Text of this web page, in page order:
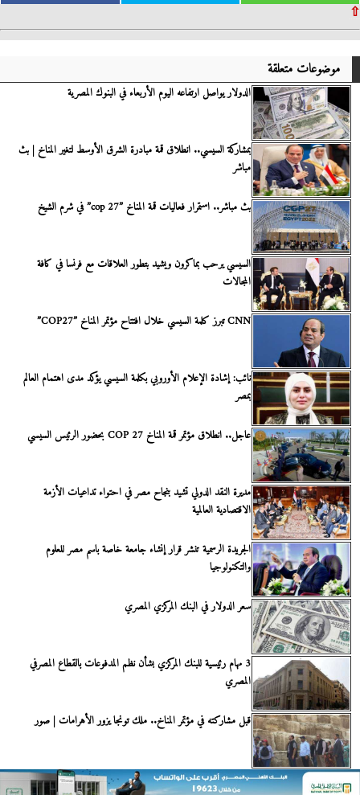
⇧
موضوعات متعلقة
الدولار يواصل ارتفاعه اليوم الأربعاء في البنوك المصرية
بمشاركة السيسي.. انطلاق قمة مبادرة الشرق الأوسط لتغير المناخ | بث
مباشر
بث مباشر.. استمرار فعاليات قمة المناخ ”cop 27” في شرم الشيخ
السيسي يرحب بماكرون ويشيد بتطور العلاقات مع فرنسا في كافة
المجالات
CNN تبرز كلمة السيسي خلال افتتاح مؤتمر المناخ ”COP27”
نائب: إشادة الإعلام الأوروبي بكلمة السيسي يؤكد مدى اهتمام العالم
بمصر
عاجل.. انطلاق مؤتمر قمة المناخ COP 27 بحضور الرئيس السيسي
مديرة النقد الدولي تشيد بنجاح مصر في احتواء تداعيات الأزمة
الاقتصادية العالمية
الجريدة الرسمية تنشر قرار إنشاء جامعة خاصة باسم مصر للعلوم
والتكنولوجيا
سعر الدولار في البنك المركزي المصري
3 مهام رئيسية للبنك المركزي بشأن نظم المدفوعات بالقطاع المصرفي
المصري
قبل مشاركته في مؤتمر المناخ.. ملك تونجا يزور الأهرامات | صور